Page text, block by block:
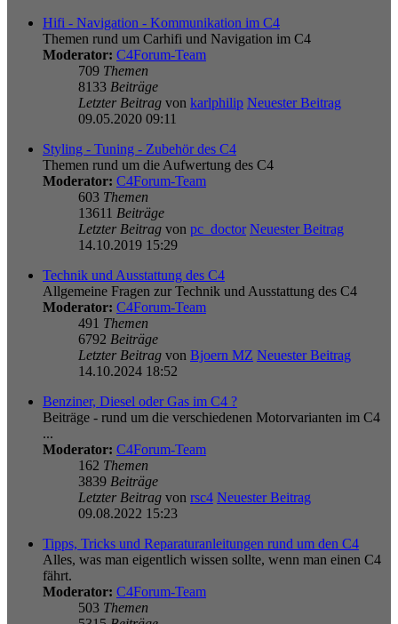
Hifi - Navigation - Kommunikation im C4
Themen rund um Carhifi und Navigation im C4
Moderator: C4Forum-Team
709 Themen
8133 Beiträge
Letzter Beitrag von karlphilip Neuester Beitrag
09.05.2020 09:11
Styling - Tuning - Zubehör des C4
Themen rund um die Aufwertung des C4
Moderator: C4Forum-Team
603 Themen
13611 Beiträge
Letzter Beitrag von pc_doctor Neuester Beitrag
14.10.2019 15:29
Technik und Ausstattung des C4
Allgemeine Fragen zur Technik und Ausstattung des C4
Moderator: C4Forum-Team
491 Themen
6792 Beiträge
Letzter Beitrag von Bjoern MZ Neuester Beitrag
14.10.2024 18:52
Benziner, Diesel oder Gas im C4 ?
Beiträge - rund um die verschiedenen Motorvarianten im C4
...
Moderator: C4Forum-Team
162 Themen
3839 Beiträge
Letzter Beitrag von rsc4 Neuester Beitrag
09.08.2022 15:23
Tipps, Tricks und Reparaturanleitungen rund um den C4
Alles, was man eigentlich wissen sollte, wenn man einen C4
fährt.
Moderator: C4Forum-Team
503 Themen